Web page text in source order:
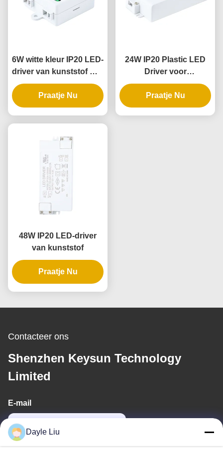
6W witte kleur IP20 LED-
driver van kunststof met
constante spanning
voor binnenverlichting
Praatje Nu
24W IP20 Plastic LED
Driver voor
Binnenverlichting met
Constante Spanning
Praatje Nu
48W IP20 LED-driver
van kunststof
Praatje Nu
Contacteer ons
Shenzhen Keysun Technology
Limited
E-mail
Dayle Liu